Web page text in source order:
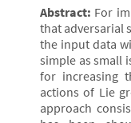
Abstract: For
that adversarial
the input data
simple as small
for increasing
actions of Lie
approach